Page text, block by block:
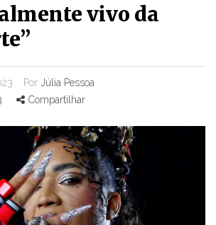
vivo da
Por Júlia Pessoa
Compartilhar